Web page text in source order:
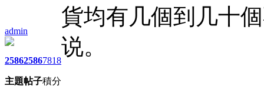
admin
2586
主題
2586
帖子
7818
積分
貨均有几個到几十
说。